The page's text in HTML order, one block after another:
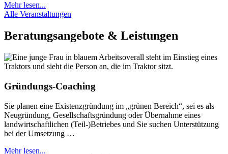
Mehr lesen...
Alle Veranstaltungen
Beratungsangebote & Leistungen
Gründungs-Coaching
Sie planen eine Existenzgründung im „grünen Bereich“, sei es als
Neugründung, Gesellschaftsgründung oder Übernahme eines
landwirtschaftlichen (Teil-)Betriebes und Sie suchen Unterstützung
bei der Umsetzung …
Mehr lesen...